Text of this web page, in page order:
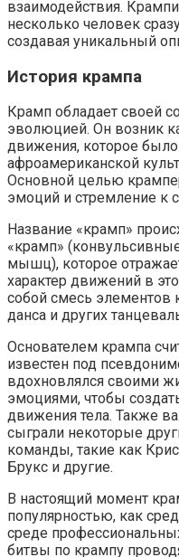
взаимодействия.
несколько человек
создавая уникальный
История крампа
Крамп обладает своей
эволюцией. Он возник
движения, которое было
афроамериканской
Основной целью
эмоций и стремление к
Название «крамп»
«крамп»
мышц), которое
характер движений в
собой смесь элементов
данса и других
Основателем крампа
известен под
вдохновлялся своими
эмоциями, чтобы
движения тела. Также
сыграли некоторые
команды, такие как
Брукс и другие.
В настоящий момент
популярностью, как
среде
битвы по крампу